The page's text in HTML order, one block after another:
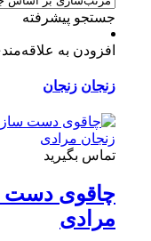
جستجو پیشرفته
افزودن به
زنجان زنجان
تماس بگیرید
چاقوی دست
مرادی